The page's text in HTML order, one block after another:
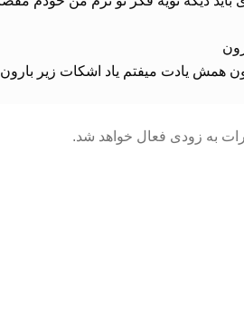
همش یادت میفتم یاد اشکات زیر بارون
به زودی فعال خواهد شد.